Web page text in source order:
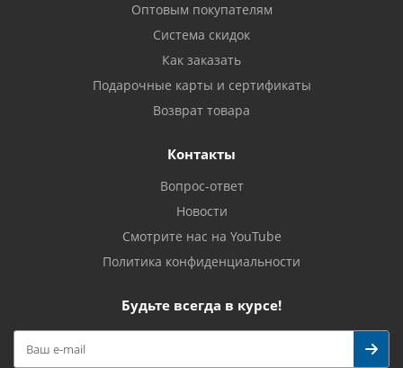
Оптовым покупателям
Система скидок
Как заказать
Подарочные карты и сертификаты
Возврат товара
Контакты
Вопрос-ответ
Новости
Смотрите нас на YouTube
Политика конфиденциальности
Будьте всегда в курсе!